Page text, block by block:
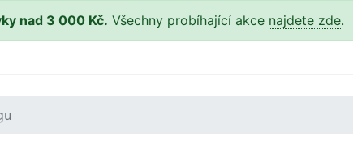
nad 3 000 Kč. Všechny probíhající akce najdete zde.